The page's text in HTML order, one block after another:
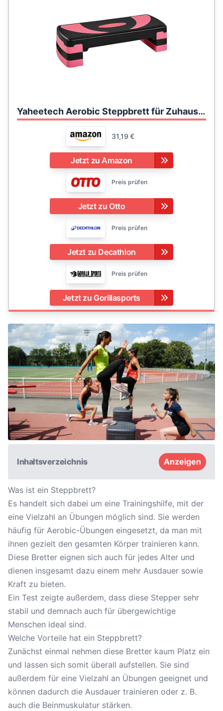
Yaheetech Aerobic Steppbrett für Zuhause Stepper mit Rutschfester Oberfläche Stepboard in 3 Stufen verstellbar Trainingsgerät mit Schutzfüße Stepbench
31,19 €
Jetzt zu Amazon
Preis prüfen
Jetzt zu Otto
Preis prüfen
Jetzt zu Decathlon
Preis prüfen
Jetzt zu Gorillasports
Inhaltsverzeichnis Anzeigen
Was ist ein Steppbrett?
Es handelt sich dabei um eine Trainingshilfe, mit der
eine Vielzahl an Übungen möglich sind. Sie werden
häufig für Aerobic-Übungen eingesetzt, da man mit
ihnen gezielt den gesamten Körper trainieren kann.
Diese Bretter eignen sich auch für jedes Alter und
dienen insgesamt dazu einem mehr Ausdauer sowie
Kraft zu bieten.
Ein Test zeigte außerdem, dass diese Stepper sehr
stabil und demnach auch für übergewichtige
Menschen ideal sind.
Welche Vorteile hat ein Steppbrett?
Zunächst einmal nehmen diese Bretter kaum Platz ein
und lassen sich somit überall aufstellen. Sie sind
außerdem für eine Vielzahl an Übungen geeignet und
können dadurch die Ausdauer trainieren oder z. B.
auch die Beinmuskulatur stärken.